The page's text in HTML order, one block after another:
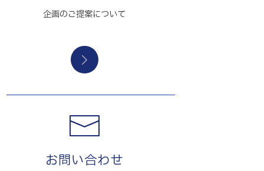
企画のご提案について
お問い合わせ